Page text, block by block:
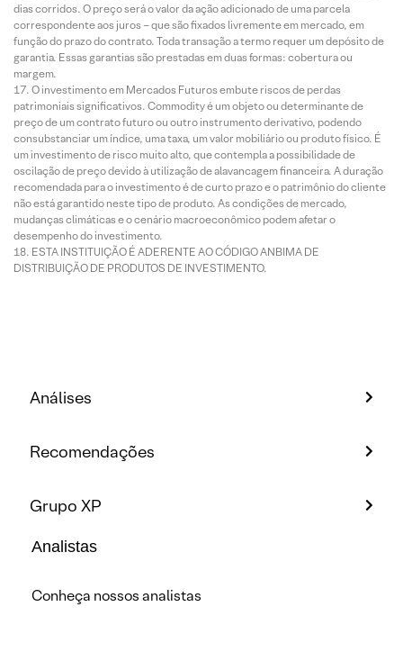
dias corridos. O preço será o valor da ação adicionado de uma parcela
correspondente aos juros – que são fixados livremente em mercado, em
função do prazo do contrato. Toda transação a termo requer um depósito de
garantia. Essas garantias são prestadas em duas formas: cobertura ou
margem.
O investimento em Mercados Futuros embute riscos de perdas
patrimoniais significativos. Commodity é um objeto ou determinante de
preço de um contrato futuro ou outro instrumento derivativo, podendo
consubstanciar um índice, uma taxa, um valor mobiliário ou produto físico. É
um investimento de risco muito alto, que contempla a possibilidade de
oscilação de preço devido à utilização de alavancagem financeira. A duração
recomendada para o investimento é de curto prazo e o patrimônio do cliente
não está garantido neste tipo de produto. As condições de mercado,
mudanças climáticas e o cenário macroeconômico podem afetar o
desempenho do investimento.
ESTA INSTITUIÇÃO É ADERENTE AO CÓDIGO ANBIMA DE
DISTRIBUIÇÃO DE PRODUTOS DE INVESTIMENTO.
Análises
Recomendações
Grupo XP
Analistas
Conheça nossos analistas